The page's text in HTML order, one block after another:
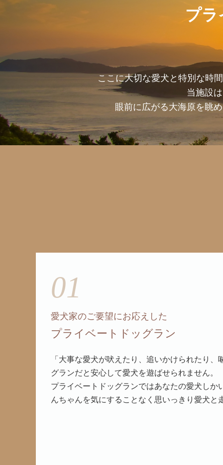
プラ
ここに大切な愛犬と特別な時
当施設
眼前に広がる大海原を眺
01
愛犬家のご要望にお応えした
プライベートドッグラン
「大事な愛犬が吠えたり、追いかけられたり
グランだと安心して愛犬を遊ばせられません。
プライベートドッグランではあなたの愛犬しか
んちゃんを気にすることなく思いっきり愛犬と